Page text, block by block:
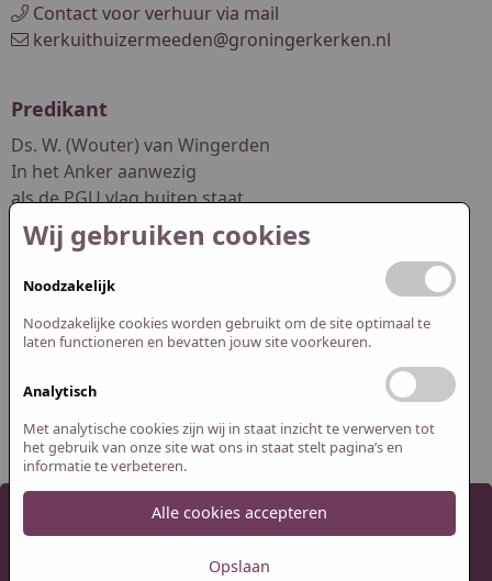
Contact voor verhuur via mail
kerkuithuizermeeden@groningerkerken.nl
Predikant
Ds. W. (Wouter) van Wingerden
In het Anker aanwezig
als de PGU vlag buiten staat
dswouter.vanwingerden@pgwuur.nl
Redactie website
Abel Smit
redactie@pguithuizermeeden.nl
2026 Protestantse Gemeente Uithuizermeeden
Wij gebruiken cookies
Noodzakelijk
Noodzakelijke cookies worden gebruikt om de site optimaal te
laten functioneren en bevatten jouw site voorkeuren.
Analytisch
Met analytische cookies zijn wij in staat inzicht te verwerven tot
het gebruik van onze site wat ons in staat stelt pagina’s en
informatie te verbeteren.
Alle cookies accepteren